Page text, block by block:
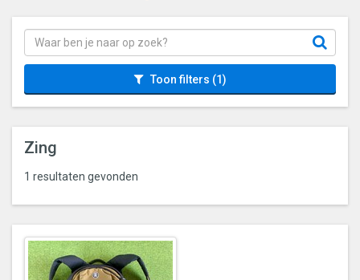
Toon filters (1)
Zing
1 resultaten gevonden